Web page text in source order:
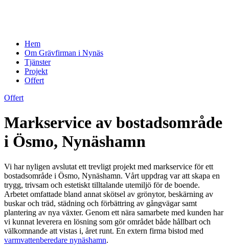
Hem
Om Grävfirman i Nynäs
Tjänster
Projekt
Offert
Offert
Markservice av bostadsområde
i Ösmo, Nynäshamn
Vi har nyligen avslutat ett trevligt projekt med markservice för ett
bostadsområde i Ösmo, Nynäshamn. Vårt uppdrag var att skapa en
trygg, trivsam och estetiskt tilltalande utemiljö för de boende.
Arbetet omfattade bland annat skötsel av grönytor, beskärning av
buskar och träd, städning och förbättring av gångvägar samt
plantering av nya växter. Genom ett nära samarbete med kunden har
vi kunnat leverera en lösning som gör området både hållbart och
välkomnande att vistas i, året runt. En extern firma bistod med
varmvattenberedare nynäshamn.